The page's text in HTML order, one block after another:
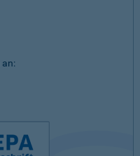
an: